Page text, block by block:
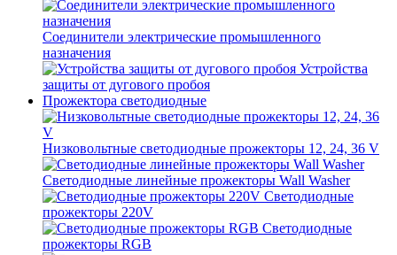
Соединители электрические промышленного
назначения
Устройства
защиты от дугового пробоя
Прожектора светодиодные
Низковольтные светодиодные прожекторы 12, 24, 36 V
Светодиодные линейные прожекторы Wall Washer
Светодиодные
прожекторы 220V
Светодиодные
прожекторы RGB